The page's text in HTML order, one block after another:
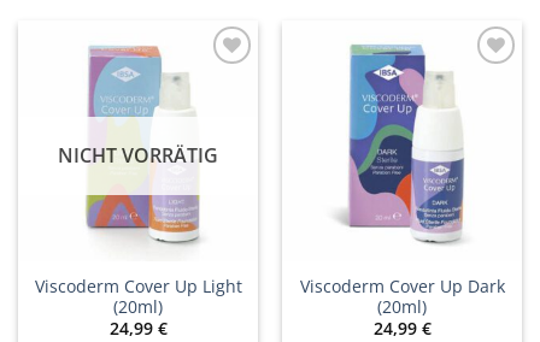
einfügen
NICHT VORRÄTIG
Viscoderm Cover Up Light
(20ml)
24,99 €
einfügen
Viscoderm Cover Up Dark
(20ml)
24,99 €